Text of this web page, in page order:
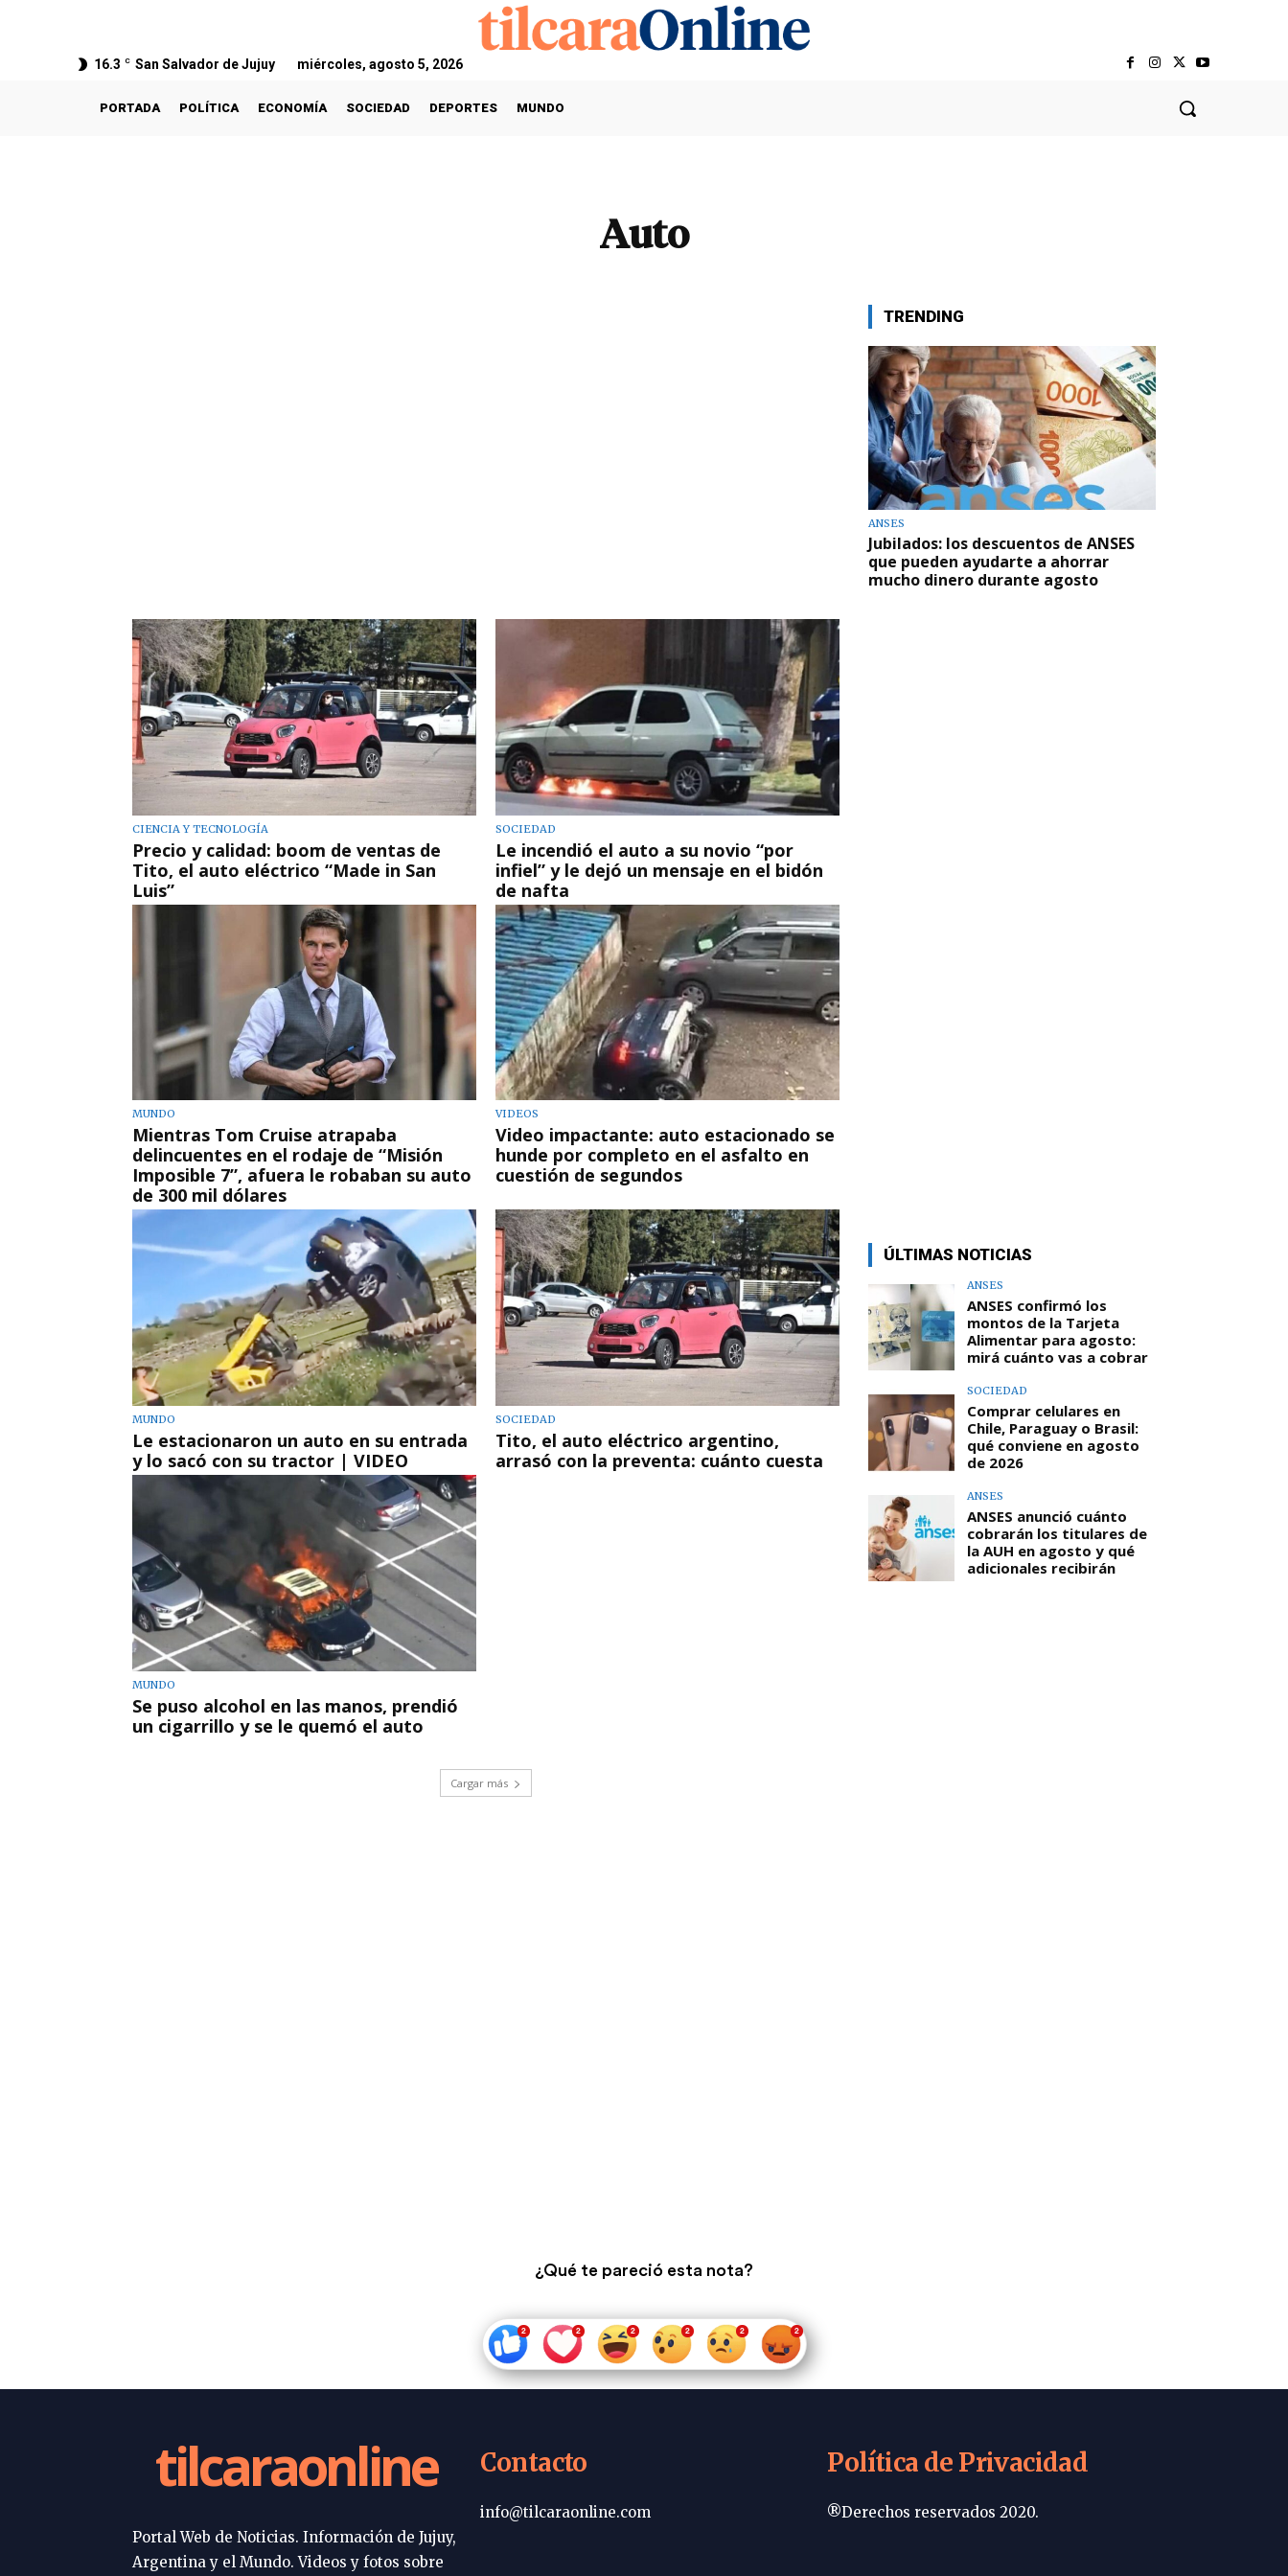
16.3 C San Salvador de Jujuy miércoles, agosto 5, 2026
PORTADA POLÍTICA ECONOMÍA SOCIEDAD DEPORTES MUNDO
Auto
CIENCIA Y TECNOLOGÍA
Precio y calidad: boom de ventas de
Tito, el auto eléctrico “Made in San
Luis”
SOCIEDAD
Le incendió el auto a su novio “por
infiel” y le dejó un mensaje en el bidón
de nafta
MUNDO
Mientras Tom Cruise atrapaba
delincuentes en el rodaje de “Misión
Imposible 7”, afuera le robaban su auto
de 300 mil dólares
VIDEOS
Video impactante: auto estacionado se
hunde por completo en el asfalto en
cuestión de segundos
MUNDO
Le estacionaron un auto en su entrada
y lo sacó con su tractor | VIDEO
SOCIEDAD
Tito, el auto eléctrico argentino,
arrasó con la preventa: cuánto cuesta
MUNDO
Se puso alcohol en las manos, prendió
un cigarrillo y se le quemó el auto
Cargar más
TRENDING
ANSES
Jubilados: los descuentos de ANSES
que pueden ayudarte a ahorrar
mucho dinero durante agosto
ÚLTIMAS NOTICIAS
ANSES
ANSES confirmó los
montos de la Tarjeta
Alimentar para agosto:
mirá cuánto vas a cobrar
SOCIEDAD
Comprar celulares en
Chile, Paraguay o Brasil:
qué conviene en agosto
de 2026
ANSES
ANSES anunció cuánto
cobrarán los titulares de
la AUH en agosto y qué
adicionales recibirán
¿Qué te pareció esta nota?
tilcaraonline
Portal Web de Noticias. Información de Jujuy,
Argentina y el Mundo. Videos y fotos sobre
Contacto
info@tilcaraonline.com
Política de Privacidad
®Derechos reservados 2020.